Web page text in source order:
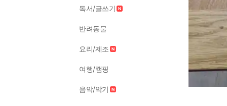
독서/글쓰기
반려동물
요리/제조
여행/캠핑
음악/악기